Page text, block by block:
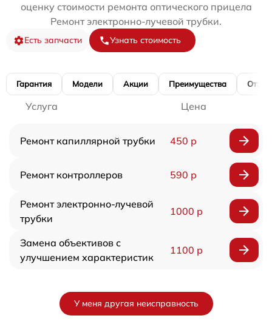
оценку стоимости ремонта оптического прицела
Ремонт электронно-лучевой трубки.
Есть запчасти Узнать стоимость
Гарантия Модели Акции Преимущества
Услуга Цена
Ремонт капиллярной трубки 450 р
Ремонт контроллеров 590 р
Ремонт электронно-лучевой
трубки
1000 р
Замена объективов с
улучшением характеристик
1100 р
У меня другая неисправность